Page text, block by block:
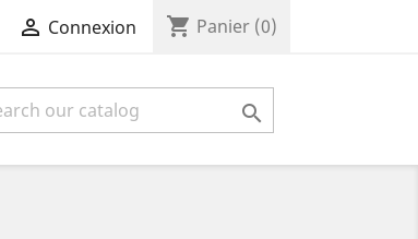
 Connexion shopping_cart Panier (0)
